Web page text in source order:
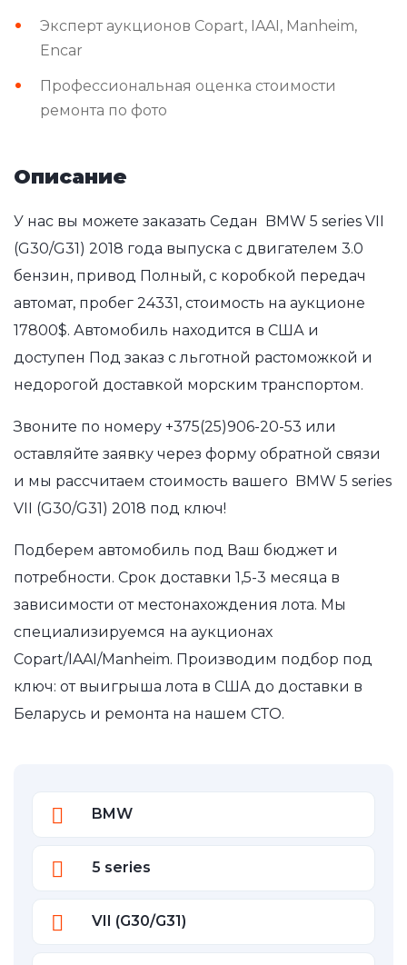
Эксперт аукционов Copart, IAAI, Manheim,
Encar
Профессиональная оценка стоимости
ремонта по фото
Описание
У нас вы можете заказать Седан BMW 5 series VII
(G30/G31) 2018 года выпуска с двигателем 3.0
бензин, привод Полный, с коробкой передач
автомат, пробег 24331, стоимость на аукционе
17800$. Автомобиль находится в США и
доступен Под заказ с льготной растоможкой и
недорогой доставкой морским транспортом.
Звоните по номеру +375(25)906-20-53 или
оставляйте заявку через форму обратной связи
и мы рассчитаем стоимость вашего BMW 5 series
VII (G30/G31) 2018 под ключ!
Подберем автомобиль под Ваш бюджет и
потребности. Срок доставки 1,5-3 месяца в
зависимости от местонахождения лота. Мы
специализируемся на аукционах
Copart/IAAI/Manheim. Производим подбор под
ключ: от выигрыша лота в США до доставки в
Беларусь и ремонта на нашем СТО.
BMW
5 series
VII (G30/G31)